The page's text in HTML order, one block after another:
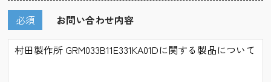
お問い合わせ内容
必須